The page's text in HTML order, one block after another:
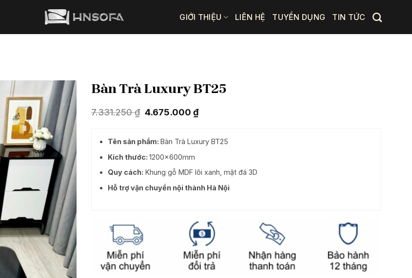
GIỚI THIỆU LIÊN HỆ TUYỂN DỤNG TIN TỨC
Bàn Trà Luxury BT25
7.331.250₫ Giá
7.331.250 ₫.
4.675.000₫Giá
là:
4.675.000 ₫.
Tên sản phẩm:Bàn Trà Luxury BT25
Kích thước:1200x600mm
Quy cách: Khung gỗ MDF lõi xanh, mặt đá 3D
Hỗ trợ vận chuyển nội thành Hà Nội